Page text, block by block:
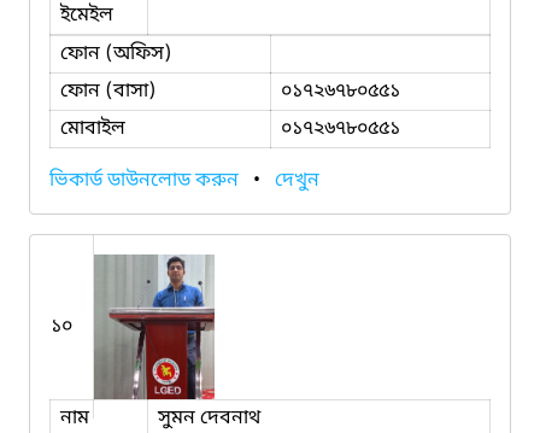
ইমেইল
ফোন (অফিস)
ফোন (বাসা)
০১৭২৬৭৮০৫৫১
মোবাইল
০১৭২৬৭৮০৫৫১
ভিকার্ড ডাউনলোড করুন • দেখুন
১০
নাম
সুমন দেবনাথ